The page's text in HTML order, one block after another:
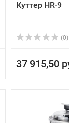
Куттер HR-9
(0)
37 915,50